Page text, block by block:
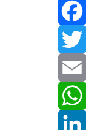
Facebook
Twitter
Email
WhatsApp